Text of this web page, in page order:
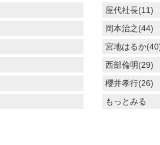
屋代社長(11)
岡本治之(44)
宮地はるか
西部倫明(29)
櫻井孝行(26)
もっとみる